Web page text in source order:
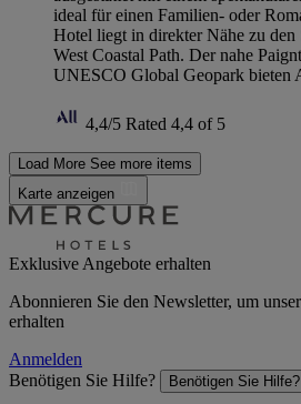
ideal für einen Familien- oder
Hotel liegt in direkter Nähe zu den
West Coastal Path. Der nahe
UNESCO Global Geopark bieten
4,4/5 Rated 4,4 of 5
Load More See more items
Karte anzeigen
Exklusive Angebote erhalten
Abonnieren Sie den Newsletter, um
erhalten
Anmelden
Benötigen Sie Hilfe?
Benötigen Sie Hilfe?